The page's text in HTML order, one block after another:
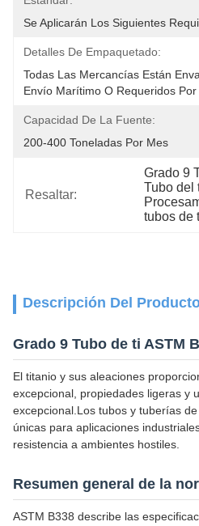
Se Aplicarán Los Siguientes
Detalles De Empaquetado:
Todas Las Mercancías Están
Envío Marítimo O Requeridos
Capacidad De La Fuente:
200-400 Toneladas Por Mes
Resaltar:
Grado 9
Tubo del
tubos de
Descripción Del
Grado 9 Tubo de ti ASTM
El titanio y sus aleaciones
excepcional, propiedades ligeras y
excepcional.Los tubos y tuberías
únicas para aplicaciones
resistencia a ambientes hostiles.
Resumen general de la
ASTM B338 describe las